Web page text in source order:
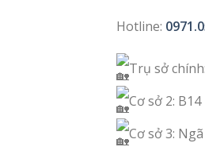
Hotline:
Trụ sở
Cơ sở 2:
Cơ sở 3: